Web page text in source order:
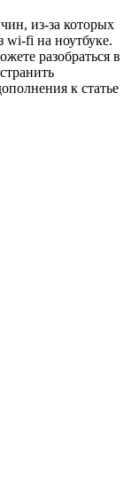
из-за которых
wi-fi на ноутбуке.
разобраться в
к статье